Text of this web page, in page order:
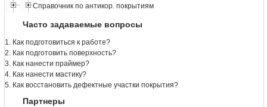
Справочник по антикор. покрытиям
Часто задаваемые вопросы
1. Как подготовиться к работе?
2. Как подготовить поверхность?
3. Как нанести праймер?
4. Как нанести мастику?
5. Как восстановить дефектные участки покрытия?
Партнеры